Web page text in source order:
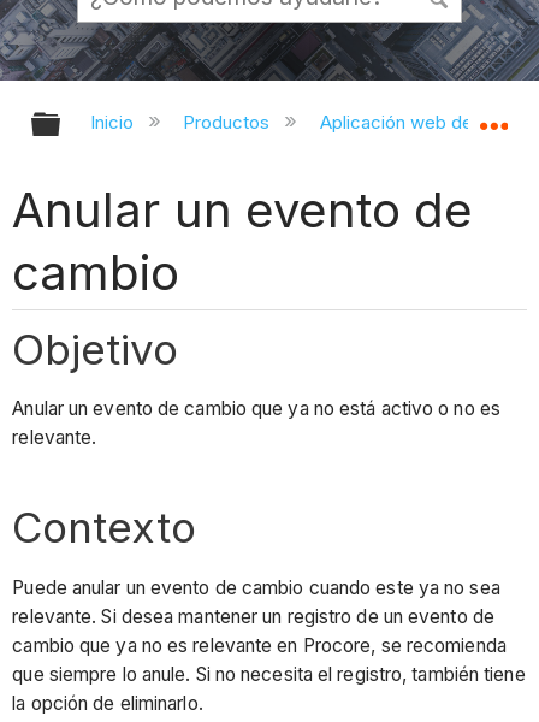
Expandir/contraer jerarquía global
Inicio Productos Aplicación web de
Anular un evento de
cambio
Objetivo
Anular un evento de cambio que ya no está activo o no es
relevante.
Contexto
Puede anular un evento de cambio cuando este ya no sea
relevante. Si desea mantener un registro de un evento de
cambio que ya no es relevante en Procore, se recomienda
que siempre lo anule. Si no necesita el registro, también tiene
la opción de eliminarlo.